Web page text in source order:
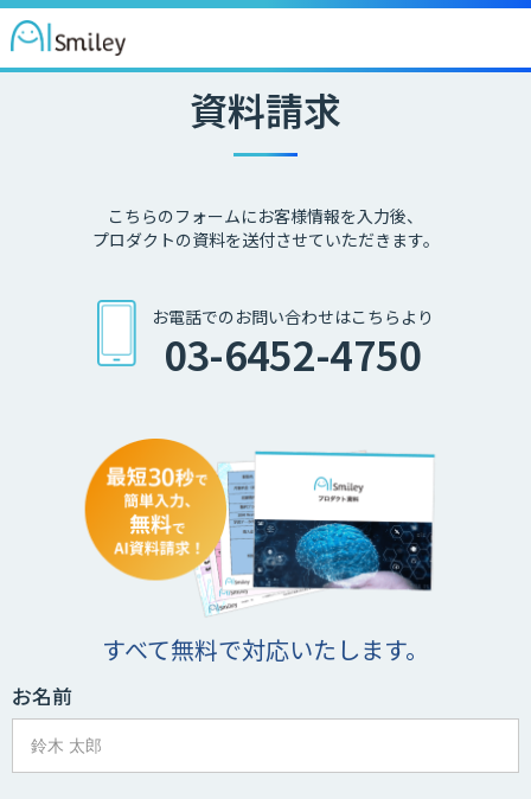
資料請求
こちらのフォームにお客様情報を入力後、
プロダクトの資料を送付させていただきます。
お電話でのお問い合わせはこちらより
03-6452-4750
すべて無料で対応いたします。
お名前